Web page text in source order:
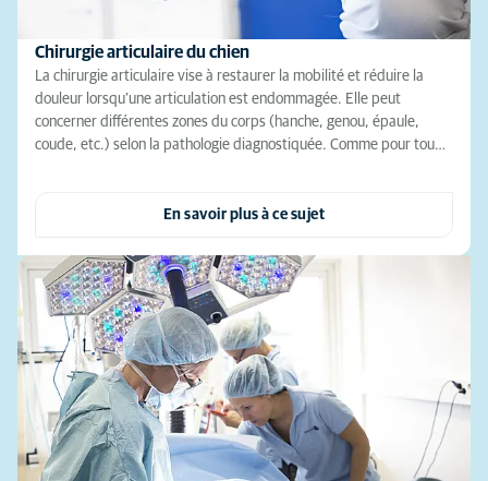
Chirurgie articulaire du chien
La chirurgie articulaire vise à restaurer la mobilité et réduire la
douleur lorsqu’une articulation est endommagée. Elle peut
concerner différentes zones du corps (hanche, genou, épaule,
coude, etc.) selon la pathologie diagnostiquée. Comme pour tou…
En savoir plus à ce sujet